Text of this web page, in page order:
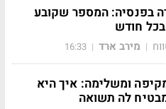
בפנסיה: המספר שקובע
חודש
| מירב ארד |
16:33
ומשלימה: איך היא
לה תשואה